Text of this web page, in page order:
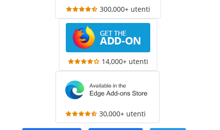
300,000+ utenti
14,000+ utenti
30,000+ utenti